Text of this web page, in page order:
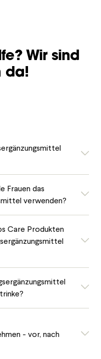
Wir sind
da!
Frauen das
verwenden?
Care Produkten
- vor, nach